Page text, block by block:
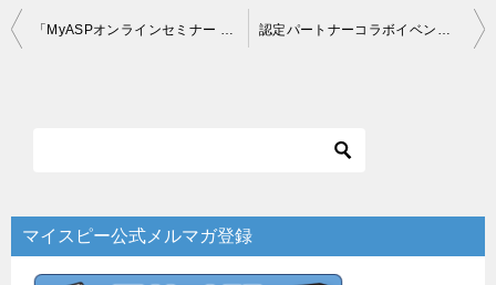
投
ー
シ
「MyASPオンラインセミナー Vol.４～ Vol.６」振り返りレポート 認定パートナーコラボイベント『たった１通から始める！ファン化メルマガ10の極意セミナー』現場レポート！
マイスピー公式メルマガ登録